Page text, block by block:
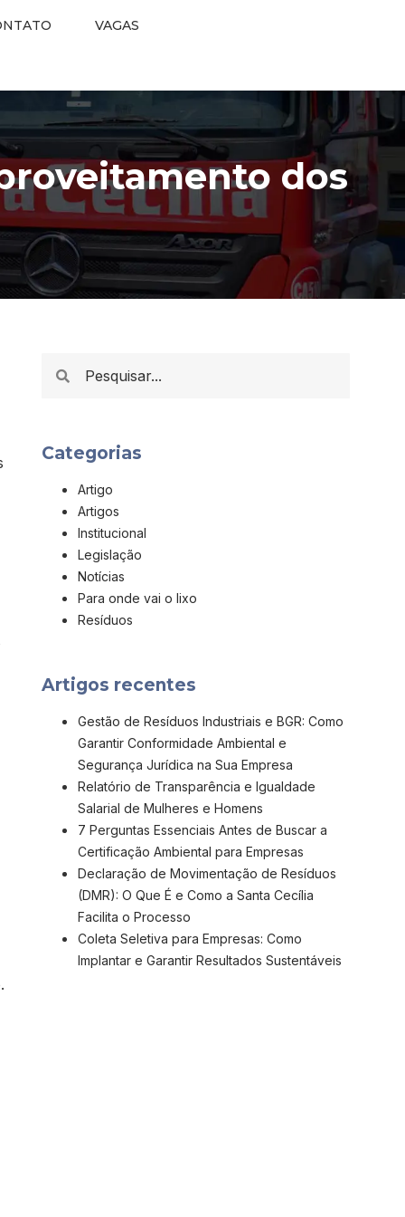
VAGAS
dos
Categorias
Artigo
Artigos
Institucional
Legislação
Notícias
Para onde vai o lixo
Resíduos
Artigos recentes
Gestão de Resíduos Industriais e BGR: Como
Garantir Conformidade Ambiental e
Segurança Jurídica na Sua Empresa
Relatório de Transparência e Igualdade
Salarial de Mulheres e Homens
7 Perguntas Essenciais Antes de Buscar a
Certificação Ambiental para Empresas
Declaração de Movimentação de Resíduos
(DMR): O Que É e Como a Santa Cecília
Facilita o Processo
Coleta Seletiva para Empresas: Como
Implantar e Garantir Resultados Sustentáveis